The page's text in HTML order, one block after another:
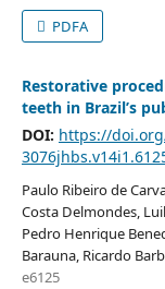
PDFA
Restorative
teeth in Brazil’s
DOI: https://
Paulo Ribeiro de
Costa Delmondes,
Pedro Henrique
Barauna, Ricardo
e6125